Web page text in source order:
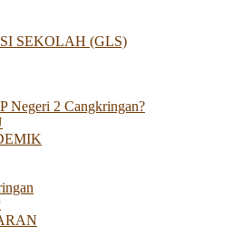
SEKOLAH (GLS)
Negeri 2 Cangkringan?